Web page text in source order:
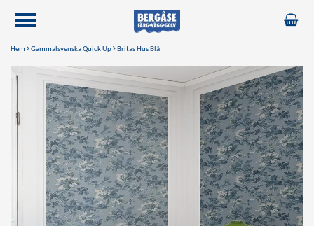
Hem Gammalsvenska Quick Up Britas Hus Blå